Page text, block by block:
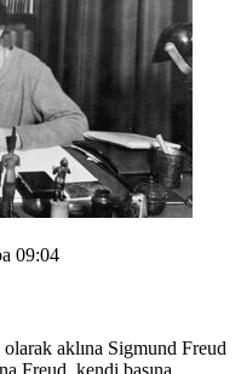
09:04
aklına Sigmund Freud